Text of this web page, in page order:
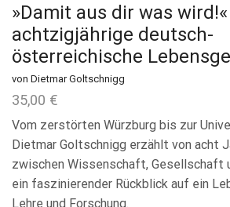
»Damit aus dir was
achtzigjährige deutsch-
österreichische
von Dietmar Goltschnigg
35,00 €
Vom zerstörten Würzburg bis zur
Dietmar Goltschnigg erzählt von acht
zwischen Wissenschaft, Gesellschaft
ein faszinierender Rückblick auf ein
Lehre und Forschung.